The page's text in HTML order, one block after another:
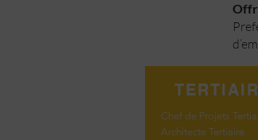
Chef de Projets
Architecte Tertiaire